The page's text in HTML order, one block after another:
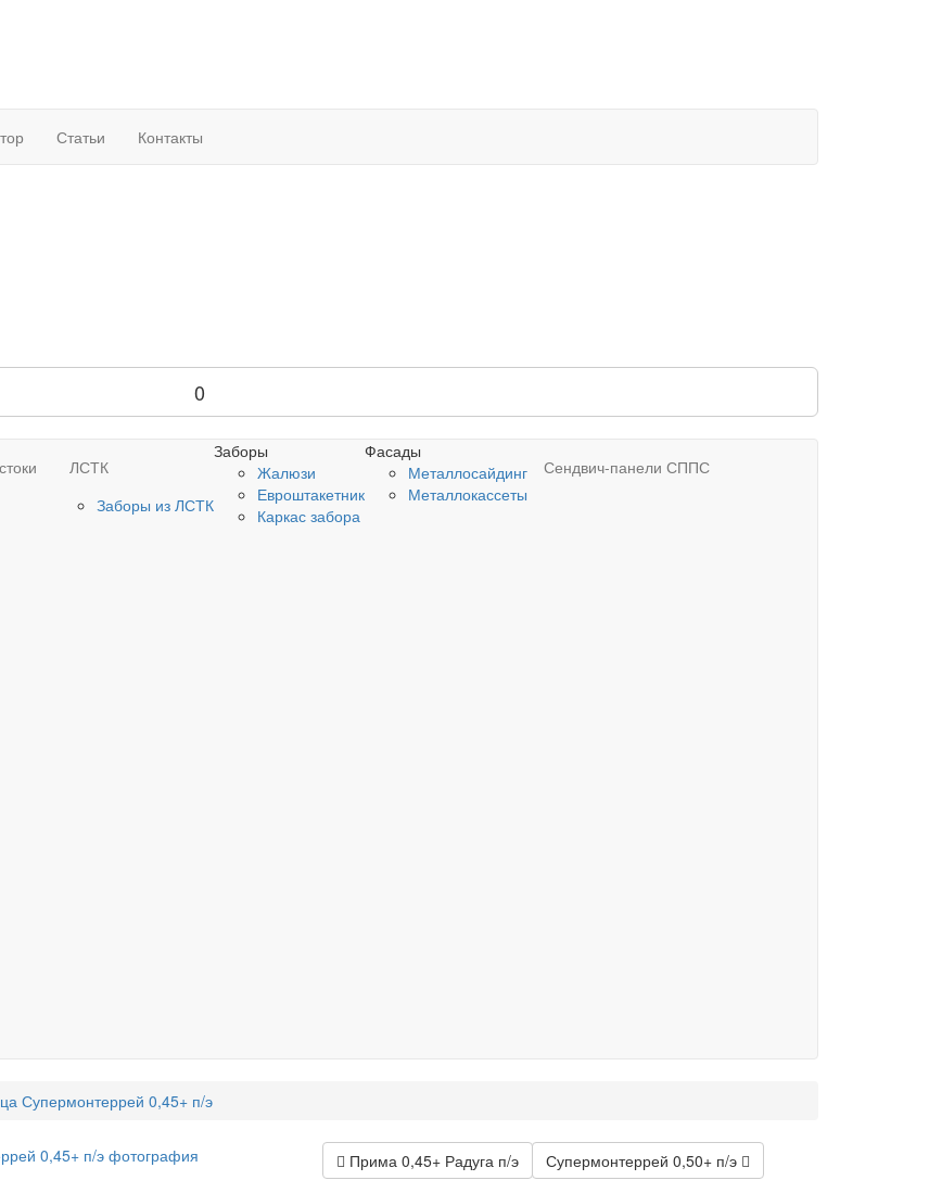
Статьи Контакты
0
ЛСТК
Заборы из ЛСТК
Заборы
Жалюзи
Евроштакетник
Каркас забора
Фасады
Металлосайдинг
Металлокассеты
Сендвич-панели СППС
Супермонтеррей 0,45+ п/э
Прима 0,45+ Радуга п/э Супермонтеррей 0,50+ п/э